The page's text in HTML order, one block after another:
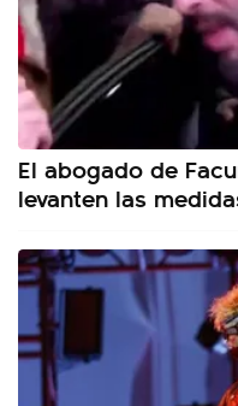
El abogado de
levanten las